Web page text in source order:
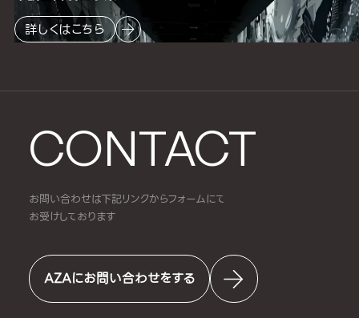
CONTACT
お問い合わせは下記リンクからフォームにて
お受けしております
AZAにお問い合わせをする
詳しくはこちら